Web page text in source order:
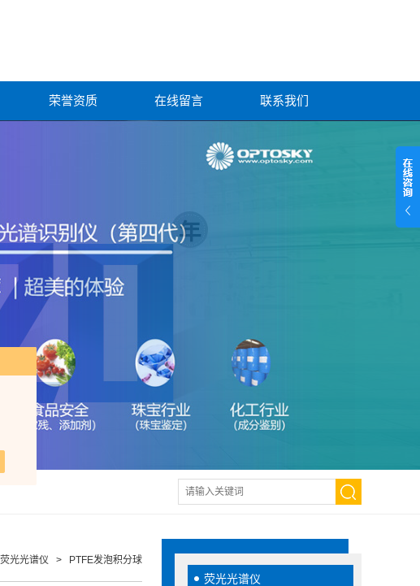
荣誉资质 在线留言 联系我们
荧光光谱仪
荧光光谱仪 > PTFE发泡积分球